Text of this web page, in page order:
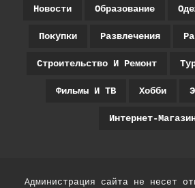
Новости Образование
Покупки Развлечения
Строительство И Ремонт
Фильмы И ТВ Хобби
Интернет-
Администрация сайта не несет